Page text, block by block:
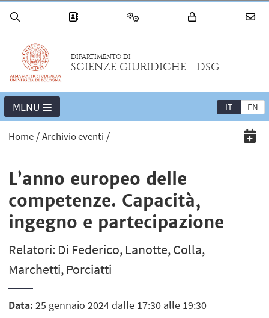
DIPARTIMENTO DI
SCIENZE GIURIDICHE - DSG
IT EN
MENU
Home Archivio eventi
L’anno europeo delle
competenze. Capacità,
ingegno e partecipazione
Relatori: Di Federico, Lanotte, Colla,
Marchetti, Porciatti
Data: 25 gennaio 2024 dalle 17:30 alle 19:30